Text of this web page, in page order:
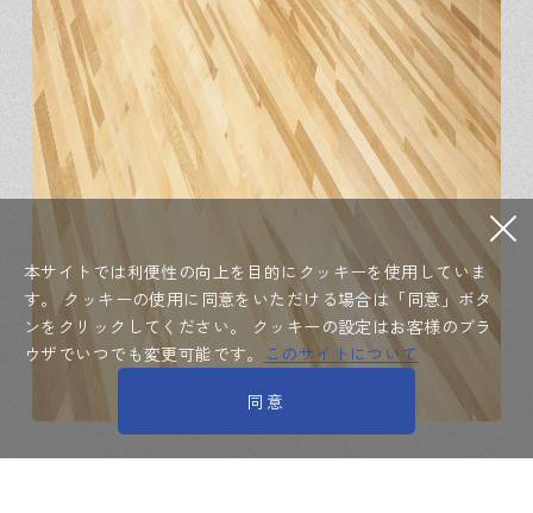
本サイトでは利便性の向上を目的にクッキーを使用していま
す。 クッキーの使用に同意をいただける場合は「同意」ボタ
ンをクリックしてください。
クッキーの設定はお客様のブラ
ウザでいつでも変更可能です。
このサイトについて
同意